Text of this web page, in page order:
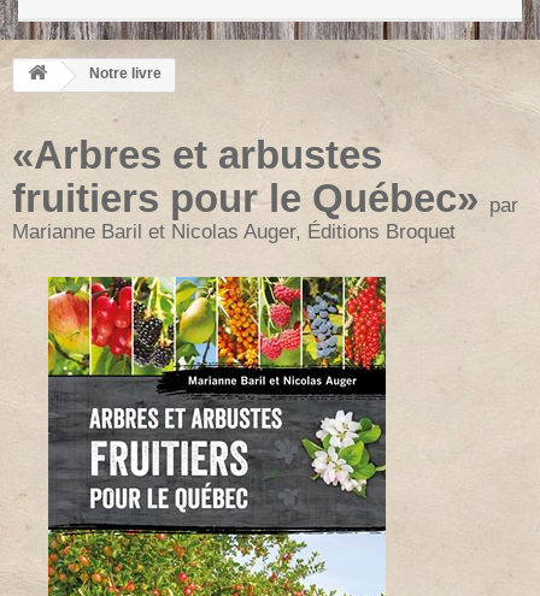
Notre livre
«Arbres et arbustes
fruitiers pour le Québec»
par
Marianne Baril et Nicolas Auger, Éditions Broquet